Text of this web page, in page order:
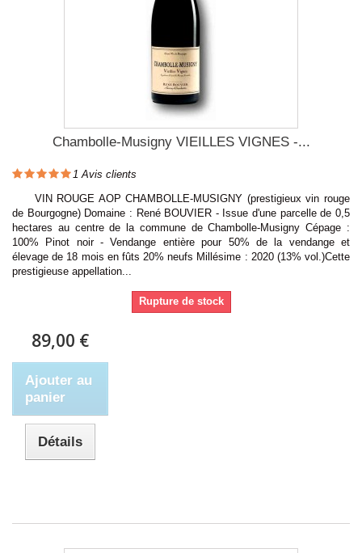
Chambolle-Musigny VIEILLES VIGNES -...
1 Avis clients
VIN ROUGE AOP CHAMBOLLE-MUSIGNY (prestigieux vin rouge
de Bourgogne) Domaine : René BOUVIER - Issue d'une parcelle de 0,5
hectares au centre de la commune de Chambolle-Musigny Cépage :
100% Pinot noir - Vendange entière pour 50% de la vendange et
élevage de 18 mois en fûts 20% neufs Millésime : 2020 (13% vol.)Cette
prestigieuse appellation...
Rupture de stock
89,00 €
Ajouter au
panier
Détails